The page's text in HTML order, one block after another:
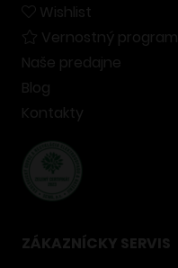
Wishlist
Vernostný program
Naše predajne
Blog
Kontakty
ZÁKAZNÍCKY SERVIS